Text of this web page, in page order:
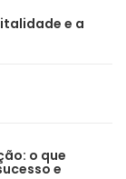
e a
o que
e